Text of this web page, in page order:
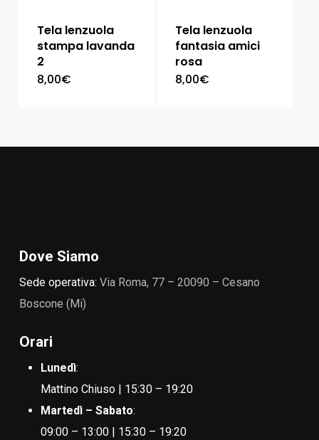
Tela lenzuola
stampa lavanda
2
8,00€
Tela lenzuola
fantasia amici
rosa
8,00€
Dove Siamo
Sede operativa: Via Roma, 77 – 20090 – Cesano
Boscone (Mi)
Orari
Lunedì:
Mattino Chiuso | 15:30 – 19:20
Martedì – Sabato:
09:00 – 13:00 | 15:30 – 19:20